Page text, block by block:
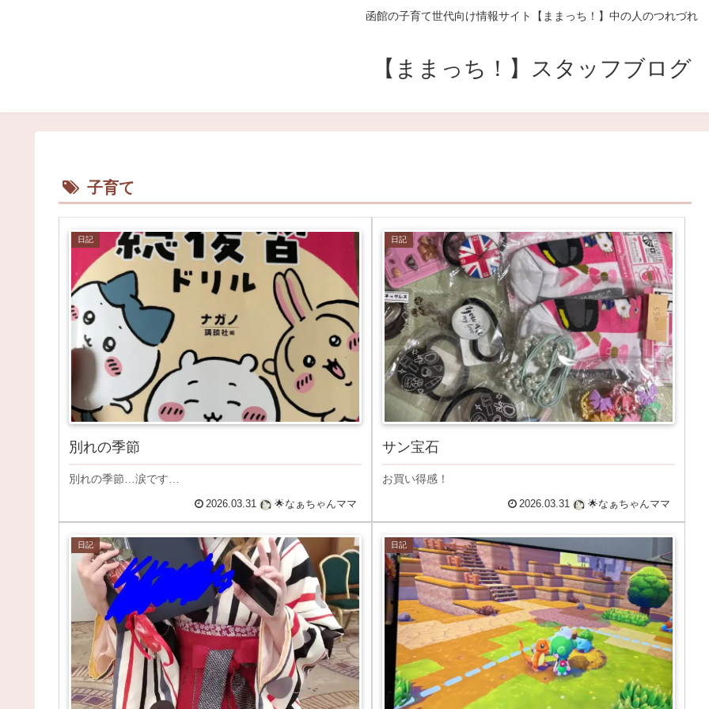
函館の子育て世代向け情報サイト【ままっち！】中の人のつれづれ
【ままっち！】スタッフブログ
子育て
日記
別れの季節
別れの季節…涙です…
2026.03.31 🌟なぁちゃんママ
日記
サン宝石
お買い得感！
2026.03.31 🌟なぁちゃんママ
日記 日記